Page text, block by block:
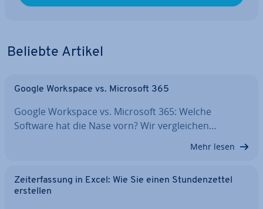
Beliebte Artikel
Google Workspace vs. Microsoft 365
Google Workspace vs. Microsoft 365: Welche
Software hat die Nase vorn? Wir ver­glei­chen…
Mehr lesen
Zeit­er­fas­sung in Excel: Wie Sie einen Stun­den­zet­tel
erstellen